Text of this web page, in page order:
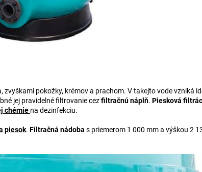
pokožky, krémov a prachom. V takejto vode vzniká
jej pravidelné filtrovanie cezfiltračnú náplň. Piesková
chémie na dezinfekciu.
piesok. Filtračná nádoba s priemerom 1 000 mm a výškou 2